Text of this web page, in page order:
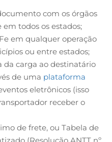
com os órgãos
todos os estados;
em qualquer operação
ou entre estados;
da carga ao destinatário
de uma plataforma
eletrônicos (isso
receber o
de frete, ou Tabela de